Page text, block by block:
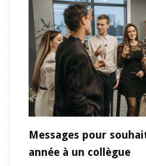
Messages pour
année à un collègue